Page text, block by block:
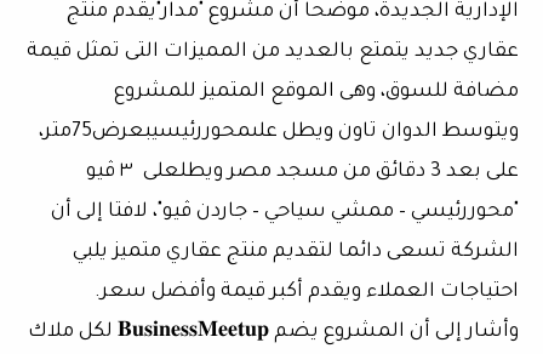
الإدارية الجديدة، موضحا أن مشروع "مدار"يقدم منتج
عقاري جديد يتمتع بالعديد من المميزات التى تمثل قيمة
مضافة للسوق، وهى الموقع المتميز للمشروع
ويتوسط الدوان تاون ويطل علىمحوررئيسيبعرض75متر،
على بعد 3 دقائق من مسجد مصر ويطلعلى ٣ ڤيو
"محوررئيسي – ممشي سياحي – جاردن ڤيو"، لافتا إلى أن
الشركة تسعى دائما لتقديم منتج عقاري متميز يلبي
احتياجات العملاء ويقدم أكبر قيمة وأفضل سعر.
وأشار إلى أن المشروع يضم 𝐁𝐮𝐬𝐢𝐧𝐞𝐬𝐬𝐌𝐞𝐞𝐭𝐮𝐩 لكل ملاك